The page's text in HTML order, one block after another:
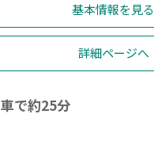
基本情報を見る
詳細ページへ
車で約25分